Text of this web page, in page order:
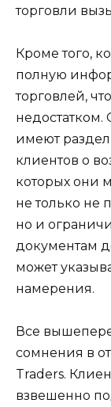
торговли
Кроме того,
полную
торговлей,
имеют
клиентов о
которых они
не только не
но и
документам
может
намерения.
Все
сомнения в
Traders.
взвешенно